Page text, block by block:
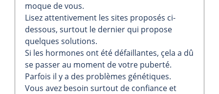
moque de vous.
Lisez attentivement les sites proposés ci-
dessous, surtout le dernier qui propose
quelques solutions.
Si les hormones ont été défaillantes, çela a dû
se passer au moment de votre puberté.
Parfois il y a des problèmes génétiques.
Vous avez besoin surtout de confiance et